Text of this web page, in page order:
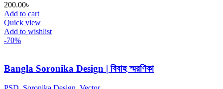
200.00৳
Add to cart
Quick view
Add to wishlist
-70%
Bangla Soronika Design | বিবাহ স্মরণিকা